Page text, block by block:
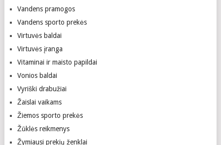
Vandens pramogos
Vandens sporto prekės
Virtuvės baldai
Virtuvės įranga
Vitaminai ir maisto papildai
Vonios baldai
Vyriški drabužiai
Žaislai vaikams
Žiemos sporto prekės
Žūklės reikmenys
Žymiausi prekių ženklai